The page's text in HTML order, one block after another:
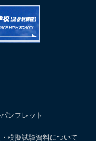
ンフレット
模擬試験資料について